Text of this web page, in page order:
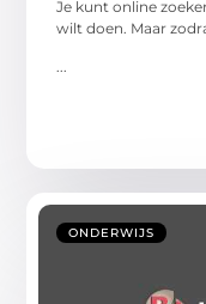
Je kunt online
wilt doen. Maar
...
ONDERWIJS